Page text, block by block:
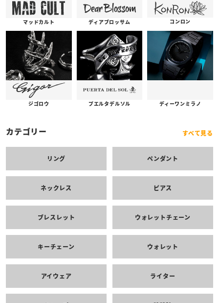
マッドカルト ディアブロッサム コンロン
ジゴロウ プエルタデルソル ディーワンミラノ
カテゴリー すべて見る
リング ペンダント
ネックレス ピアス
ブレスレット ウォレットチェーン
キーチェーン ウォレット
アイウェア ライター